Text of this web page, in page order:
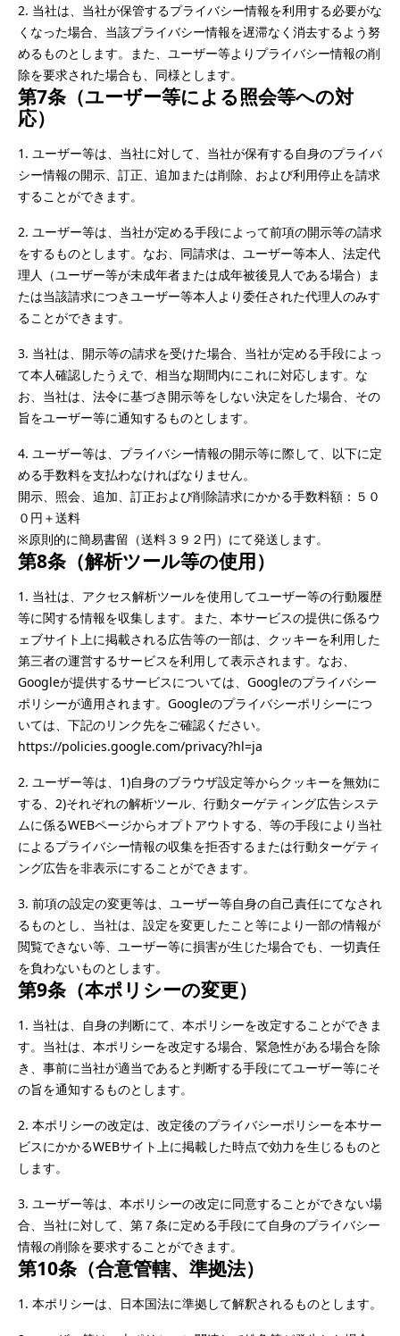
2.	当社は、当社が保管するプライバシー情報を利用する必要がな
くなった場合、当該プライバシー情報を遅滞なく消去するよう努
めるものとします。また、ユーザー等よりプライバシー情報の削
除を要求された場合も、同様とします。
第7条（ユーザー等による照会等への対
応）
1.	ユーザー等は、当社に対して、当社が保有する自身のプライバ
シー情報の開示、訂正、追加または削除、および利用停止を請求
することができます。
2.	ユーザー等は、当社が定める手段によって前項の開示等の請求
をするものとします。なお、同請求は、ユーザー等本人、法定代
理人（ユーザー等が未成年者または成年被後見人である場合）ま
たは当該請求につきユーザー等本人より委任された代理人のみす
ることができます。
3.	当社は、開示等の請求を受けた場合、当社が定める手段によっ
て本人確認したうえで、相当な期間内にこれに対応します。な
お、当社は、法令に基づき開示等をしない決定をした場合、その
旨をユーザー等に通知するものとします。
4.	ユーザー等は、プライバシー情報の開示等に際して、以下に定
める手数料を支払わなければなりません。
開示、照会、追加、訂正および削除請求にかかる手数料額：５０
０円＋送料
※原則的に簡易書留（送料３９２円）にて発送します。
第8条（解析ツール等の使用）
1.	当社は、アクセス解析ツールを使用してユーザー等の行動履歴
等に関する情報を収集します。また、本サービスの提供に係るウ
ェブサイト上に掲載される広告等の一部は、クッキーを利用した
第三者の運営するサービスを利用して表示されます。なお、
Googleが提供するサービスについては、Googleのプライバシー
ポリシーが適用されます。Googleのプライバシーポリシーにつ
いては、下記のリンク先をご確認ください。
https://policies.google.com/privacy?hl=ja
2.	ユーザー等は、1)自身のブラウザ設定等からクッキーを無効に
する、2)それぞれの解析ツール、行動ターゲティング広告システ
ムに係るWEBページからオプトアウトする、等の手段により当社
によるプライバシー情報の収集を拒否するまたは行動ターゲティ
ング広告を非表示にすることができます。
3.	前項の設定の変更等は、ユーザー等自身の自己責任にてなされ
るものとし、当社は、設定を変更したこと等により一部の情報が
閲覧できない等、ユーザー等に損害が生じた場合でも、一切責任
を負わないものとします。
第9条（本ポリシーの変更）
1.	当社は、自身の判断にて、本ポリシーを改定することができま
す。当社は、本ポリシーを改定する場合、緊急性がある場合を除
き、事前に当社が適当であると判断する手段にてユーザー等にそ
の旨を通知するものとします。
2.	本ポリシーの改定は、改定後のプライバシーポリシーを本サー
ビスにかかるWEBサイト上に掲載した時点で効力を生じるものと
します。
3.	ユーザー等は、本ポリシーの改定に同意することができない場
合、当社に対して、第７条に定める手段にて自身のプライバシー
情報の削除を要求することができます。
第10条（合意管轄、準拠法）
1.	本ポリシーは、日本国法に準拠して解釈されるものとします。